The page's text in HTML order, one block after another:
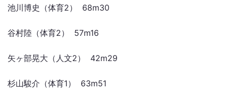
池川博史（体育2） 68m30
谷村陸（体育2） 57m16
矢ヶ部晃大（人文2） 42m29
杉山駿介（体育1） 63m51